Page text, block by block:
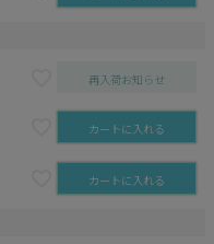
再入荷お知らせ
カートに入れる
カートに入れる